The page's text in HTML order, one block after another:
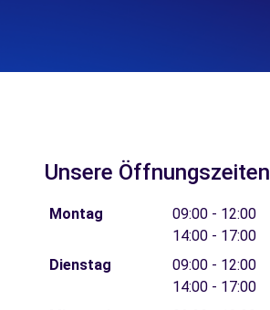
Unsere Öffnungszeiten
Montag
09:00 - 12:00
14:00 - 17:00
Dienstag
09:00 - 12:00
14:00 - 17:00